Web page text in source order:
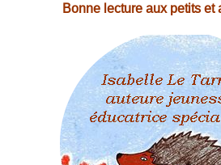
Bonne lecture aux petits et